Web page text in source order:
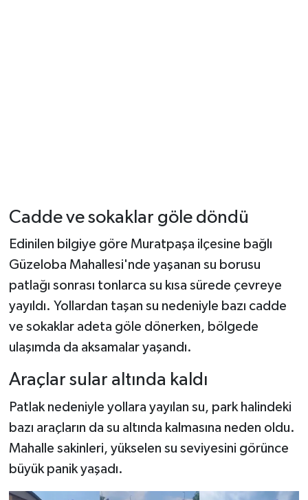
Cadde ve sokaklar göle döndü
Edinilen bilgiye göre Muratpaşa ilçesine bağlı
Güzeloba Mahallesi'nde yaşanan su borusu
patlağı sonrası tonlarca su kısa sürede çevreye
yayıldı. Yollardan taşan su nedeniyle bazı cadde
ve sokaklar adeta göle dönerken, bölgede
ulaşımda da aksamalar yaşandı.
Araçlar sular altında kaldı
Patlak nedeniyle yollara yayılan su, park halindeki
bazı araçların da su altında kalmasına neden oldu.
Mahalle sakinleri, yükselen su seviyesini görünce
büyük panik yaşadı.